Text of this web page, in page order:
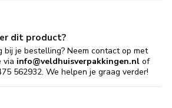
dit product?
bij je bestelling? Neem contact op met
via info@veldhuisverpakkingen.nl of
562932. We helpen je graag verder!